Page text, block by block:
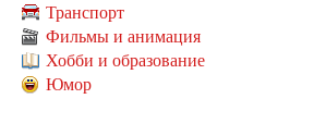
Транспорт
Фильмы и анимация
Хобби и образование
Юмор